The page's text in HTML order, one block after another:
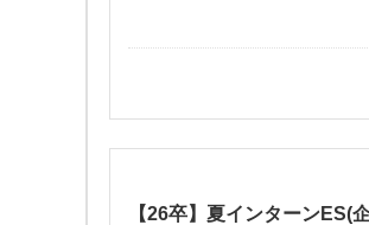
【26卒】夏インターンES(